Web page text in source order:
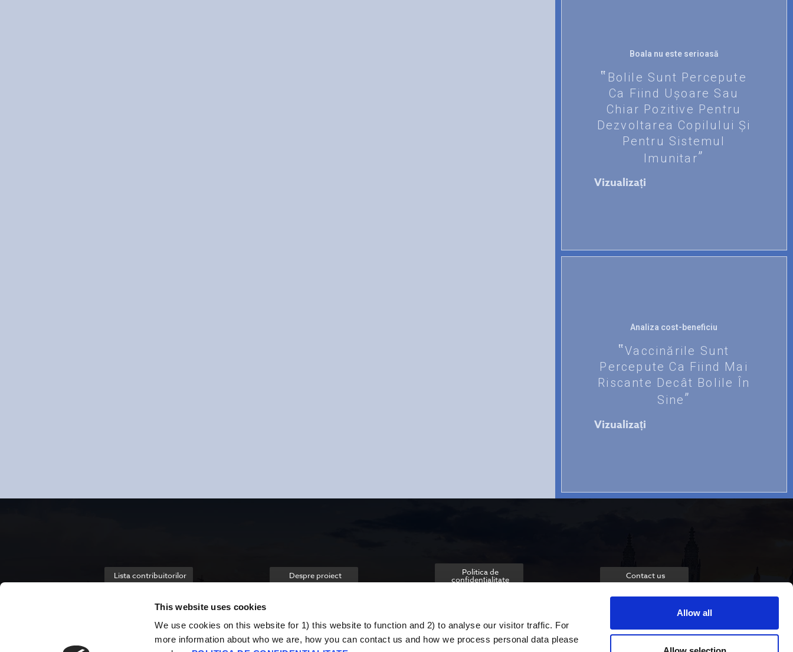
This website uses cookies
We use cookies on this website for 1) this website to function and 2) to analyse our visitor traffic. For
more information about who we are, how you can contact us and how we process personal data please
Allow all
Boala nu este serioasă
Bolile Sunt Percepute
Ca Fiind Ușoare Sau
Chiar Pozitive Pentru
Dezvoltarea Copilului Și
Pentru Sistemul
Imunitar
Vizualizați
Analiza cost-beneficiu
Vaccinările Sunt
Percepute Ca Fiind Mai
Riscante Decât Bolile În
Sine
Vizualizați
Lista contribuitorilor Despre proiect Politica de
confidențialitate Contact us